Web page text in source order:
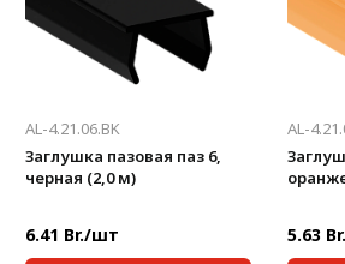
AL-4.21.06.BK
Заглушка пазовая паз 6,
черная (2,0 м)
6.41 Br./шт
AL-
5.63